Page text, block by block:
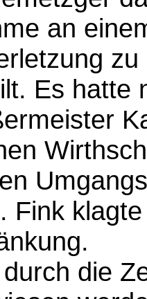
an
Es hatte
Fink
die